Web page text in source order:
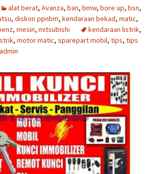
alat berat, Avanza, ban, bmw, bore up, bsn,
, diskon ppnbm, kendaraan bekad, matic,
, mesin, mitsubishi kendaraan listrik,
, motor matic, sparepart mobil, tips, tips
admin